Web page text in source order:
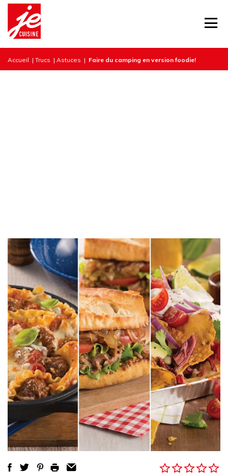
Accueil | Trucs | Astuces | Faire du camping en version foodie!